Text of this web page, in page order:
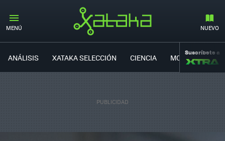
MENÚ NUEVO
ANÁLISIS XATAKA SELECCIÓN CIENCIA MOVILIDAD
Suscríbete a